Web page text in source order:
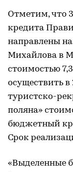
Отметим, что
кредита
направлены
Михайлова в
стоимостью
осуществить в
туристско-
поляна»
бюджетный
Срок
«Выделенные